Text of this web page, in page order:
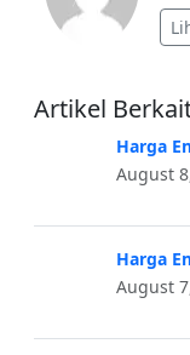
Artikel
Harga
August
Harga
August